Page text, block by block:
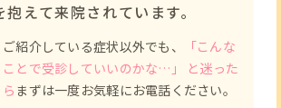
抱えて来院されています。
ご紹介している症状以外でも、
「こんな
ことで受診していいのかな…」 と迷った
ら まずは一度お気軽にお電話ください。